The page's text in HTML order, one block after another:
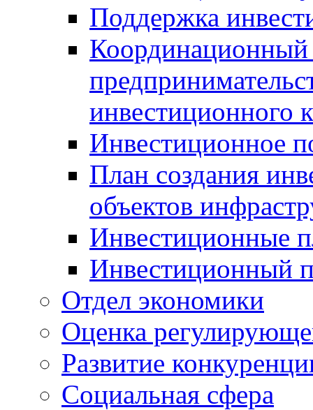
Поддержка
Координационный
инвестиционного
Инвестиционное
План создания
объектов
Инвестиционные
Инвестиционный
Отдел экономики
Оценка
Развитие
Социальная сфера